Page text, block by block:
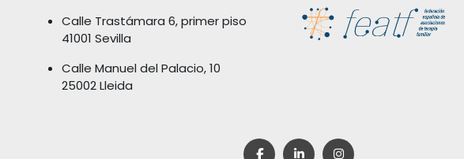
Calle Trastámara 6, primer piso
41001 Sevilla
Calle Manuel del Palacio, 10
25002 Lleida